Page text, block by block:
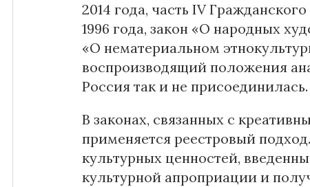
2014 года, часть IV
1996 года, закон «О народных
«О нематериальном
воспроизводящий положения
Россия так и не присоединилась.
В законах, связанных с
применяется реестровый
культурных ценностей,
культурной апроприации и